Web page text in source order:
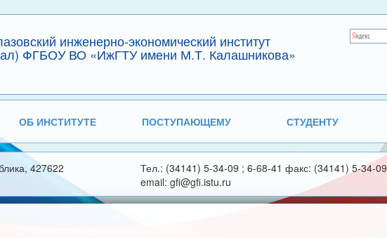
инженерно-экономический институт
ФГБОУ ВО «ИжГТУ имени М.Т. Калашникова»
ОБ ИНСТИТУТЕ ПОСТУПАЮЩЕМУ СТУДЕНТУ
427622
Тел.: (34141) 5-34-09 ; 6-68-41 факс: (34141) 5-34-09
email: gfi@gfi.istu.ru